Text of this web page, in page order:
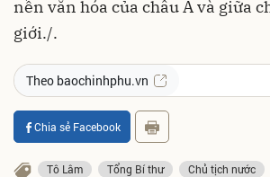
nền văn hóa của châu Á và giữa
giới./.
Theo baochinhphu.vn
Chia sẻ Facebook
Tô Lâm Tổng Bí thư Chủ tịch nước